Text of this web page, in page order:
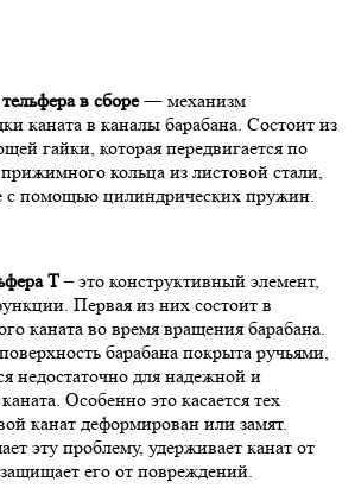
в сборе― механизм
каната в каналы барабана. Состоит из
гайки, которая передвигается по
кольца из листовой стали,
с помощью цилиндрических пружин.
Т– это конструктивный элемент,
Первая из них состоит в
каната во время вращения барабана.
барабана покрыта ручьями,
недостаточно для надежной и
Особенно это касается тех
канат деформирован или замят.
эту проблему, удерживает канат от
его от повреждений.